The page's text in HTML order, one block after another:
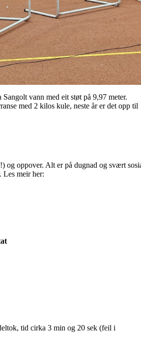
vann med eit støt på 9,97 meter.
med 2 kilos kule, neste år er det opp til
og oppover. Alt er på dugnad og svært
Les meir her:
tid cirka 3 min og 20 sek (feil i